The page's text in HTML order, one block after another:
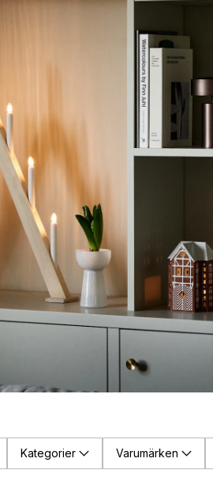
Kategorier Varumärken